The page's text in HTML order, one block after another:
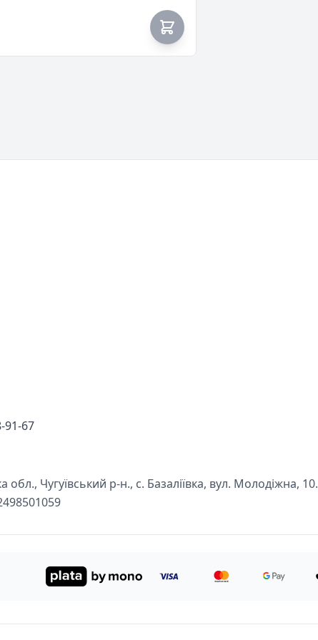
91-67
Чугуївський р-н., с. Базаліївка, вул. Молодіжна, 10.